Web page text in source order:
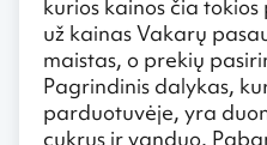
kurios kainos čia
už kainas Vakarų
maistas, o prekių
Pagrindinis dalykas,
parduotuvėje, yra
cukrus ir vanduo.